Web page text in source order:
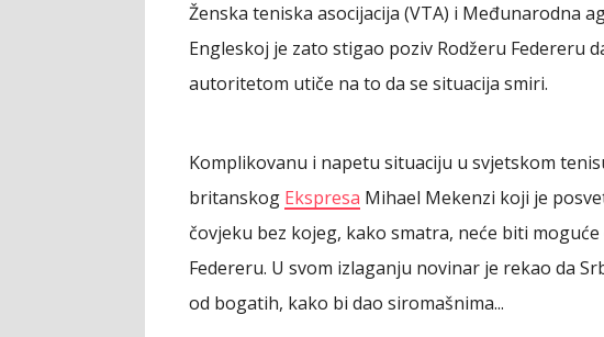
Ženska teniska asocijacija (VTA) i Međunarodna
Engleskoj je zato stigao poziv Rodžeru Federeru
autoritetom utiče na to da se situacija smiri.
Komplikovanu i napetu situaciju u svjetskom
britanskog Ekspresa Mihael Mekenzi koji je
čovjeku bez kojeg, kako smatra, neće biti
Federeru. U svom izlaganju novinar je rekao da
od bogatih, kako bi dao siromašnima...